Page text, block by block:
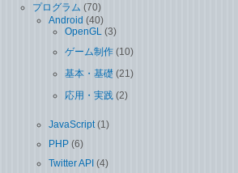
プログラム (70)
Android (40)
OpenGL (3)
ゲーム制作 (10)
基本・基礎 (21)
応用・実践 (2)
JavaScript (1)
PHP (6)
Twitter API (4)